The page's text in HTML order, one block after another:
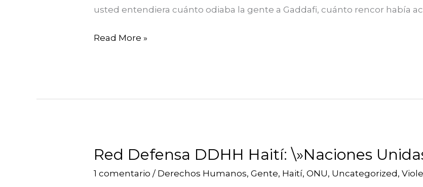
usted entendiera cuánto odiaba la gente a Gaddafi, cuánto rencor había
Read More »
Red Defensa DDHH Haití: \»Naciones
1 comentario / Derechos Humanos,Gente, Haití,ONU, Uncategorized ,
Red